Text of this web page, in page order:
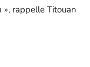
», rappelle Titouan